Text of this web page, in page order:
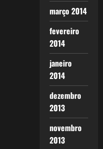
março 2014
fevereiro
2014
janeiro
2014
dezembro
2013
novembro
2013